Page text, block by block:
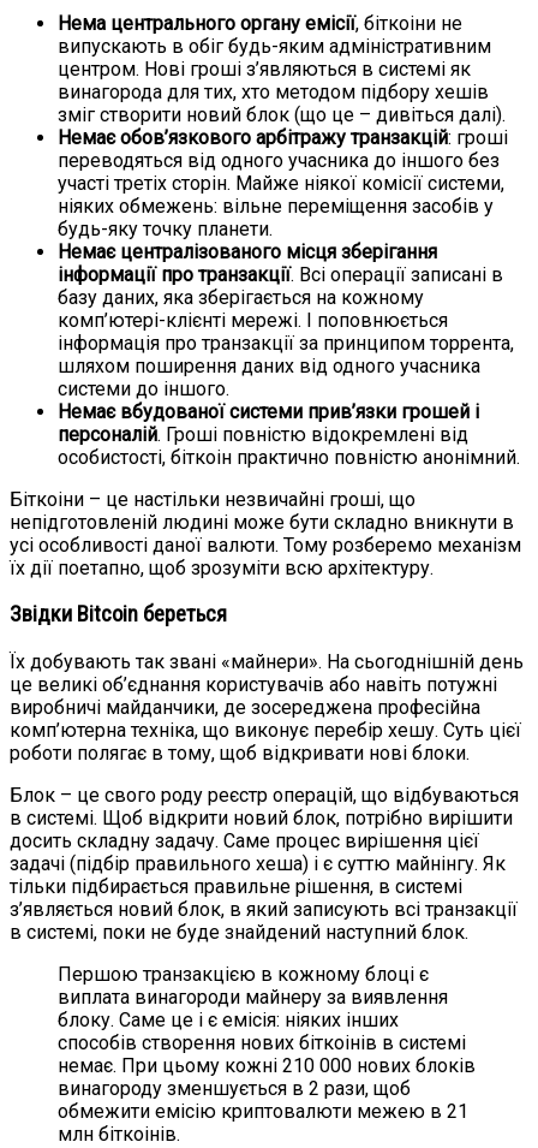
Нема центрального органу емісії, біткоіни не
випускають в обіг будь-яким адміністративним
центром. Нові гроші з’являються в системі як
винагорода для тих, хто методом підбору хешів
зміг створити новий блок (що це – дивіться далі).
Немає обов’язкового арбітражу транзакцій: гроші
переводяться від одного учасника до іншого без
участі третіх сторін. Майже ніякої комісії системи,
ніяких обмежень: вільне переміщення засобів у
будь-яку точку планети.
Немає централізованого місця зберігання
інформації про транзакції. Всі операції записані в
базу даних, яка зберігається на кожному
комп’ютері-клієнті мережі. І поповнюється
інформація про транзакції за принципом торрента,
шляхом поширення даних від одного учасника
системи до іншого.
Немає вбудованої системи прив’язки грошей і
персоналій. Гроші повністю відокремлені від
особистості, біткоін практично повністю анонімний.
Біткоіни – це настільки незвичайні гроші, що
непідготовленій людині може бути складно вникнути в
усі особливості даної валюти. Тому розберемо механізм
їх дії поетапно, щоб зрозуміти всю архітектуру.
Звідки Bitcoin береться
Їх добувають так звані «майнери». На сьогоднішній день
це великі об’єднання користувачів або навіть потужні
виробничі майданчики, де зосереджена професійна
комп’ютерна техніка, що виконує перебір хешу. Суть цієї
роботи полягає в тому, щоб відкривати нові блоки.
Блок – це свого роду реєстр операцій, що відбуваються
в системі. Щоб відкрити новий блок, потрібно вирішити
досить складну задачу. Саме процес вирішення цієї
задачі (підбір правильного хеша) і є суттю майнінгу. Як
тільки підбирається правильне рішення, в системі
з’являється новий блок, в який записують всі транзакції
в системі, поки не буде знайдений наступний блок.
Першою транзакцією в кожному блоці є
виплата винагороди майнеру за виявлення
блоку. Саме це і є емісія: ніяких інших
способів створення нових біткоінів в системі
немає. При цьому кожні 210 000 нових блоків
винагороду зменшується в 2 рази, щоб
обмежити емісію криптовалюти межею в 21
млн біткоінів.